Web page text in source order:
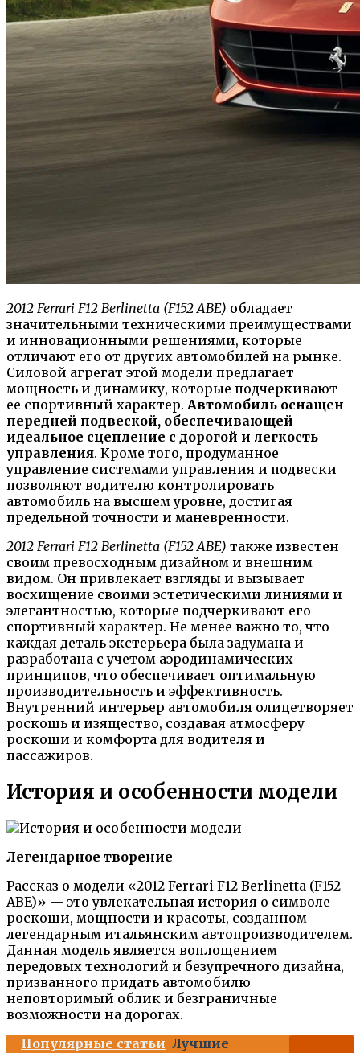
2012 Ferrari F12 Berlinetta (F152 ABE) обладает
значительными техническими преимуществами
и инновационными решениями, которые
отличают его от других автомобилей на рынке.
Силовой агрегат этой модели предлагает
мощность и динамику, которые подчеркивают
ее спортивный характер. Автомобиль оснащен
передней подвеской, обеспечивающей
идеальное сцепление с дорогой и легкость
управления. Кроме того, продуманное
управление системами управления и подвески
позволяют водителю контролировать
автомобиль на высшем уровне, достигая
предельной точности и маневренности.
2012 Ferrari F12 Berlinetta (F152 ABE) также известен
своим превосходным дизайном и внешним
видом. Он привлекает взгляды и вызывает
восхищение своими эстетическими линиями и
элегантностью, которые подчеркивают его
спортивный характер. Не менее важно то, что
каждая деталь экстерьера была задумана и
разработана с учетом аэродинамических
принципов, что обеспечивает оптимальную
производительность и эффективность.
Внутренний интерьер автомобиля олицетворяет
роскошь и изящество, создавая атмосферу
роскоши и комфорта для водителя и
пассажиров.
История и особенности модели
Легендарное творение
Рассказ о модели «2012 Ferrari F12 Berlinetta (F152
ABE)» — это увлекательная история о символе
роскоши, мощности и красоты, созданном
легендарным итальянским автопроизводителем.
Данная модель является воплощением
передовых технологий и безупречного дизайна,
призванного придать автомобилю
неповторимый облик и безграничные
возможности на дорогах.
Популярные статьи Лучшие